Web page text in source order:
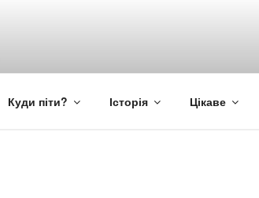
Куди піти? Історія Цікаве